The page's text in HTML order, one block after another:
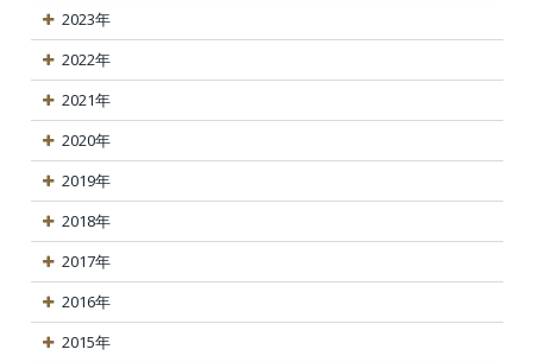
2023年
2022年
2021年
2020年
2019年
2018年
2017年
2016年
2015年